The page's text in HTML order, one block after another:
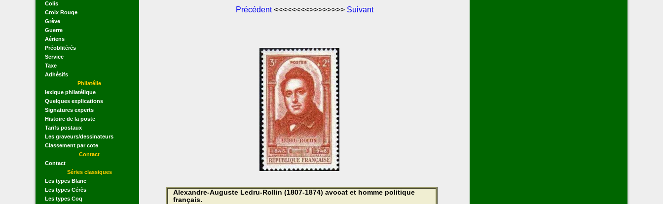
Colis
Croix Rouge
Grève
Guerre
Aériens
Préoblitérés
Service
Taxe
Adhésifs
Philatélie
lexique philatélique
Quelques explications
Signatures experts
Histoire de la poste
Tarifs postaux
Les graveurs/dessinateurs
Classement par cote
Contact
Contact
Séries classiques
Les types Blanc
Les types Cérès
Les types Coq
Précédent<<<<<<<<>>>>>>>> Suivant
Alexandre-Auguste Ledru-Rollin (1807-1874) avocat et homme politique
français.